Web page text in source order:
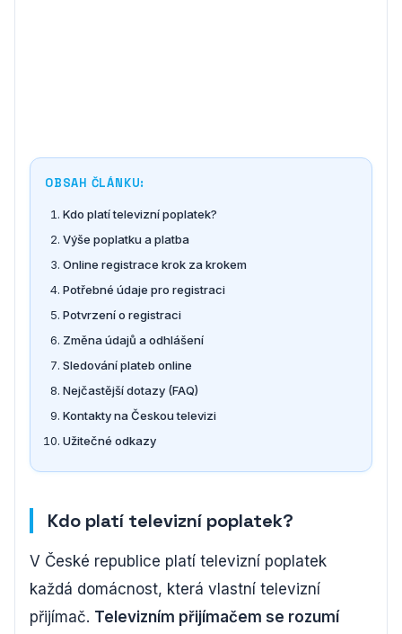
OBSAH ČLÁNKU:
Kdo platí televizní poplatek?
Výše poplatku a platba
Online registrace krok za krokem
Potřebné údaje pro registraci
Potvrzení o registraci
Změna údajů a odhlášení
Sledování plateb online
Nejčastější dotazy (FAQ)
Kontakty na Českou televizi
Užitečné odkazy
Kdo platí televizní poplatek?
V České republice platí televizní poplatek
každá domácnost, která vlastní televizní
přijímač. Televizním přijímačem se rozumí